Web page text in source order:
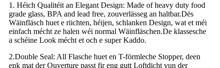
1. Héich Qualitéit an Elegant Design: Made of heavy duty food
grade glass, BPA and lead free, zouverlässeg an haltbar.Dës
Wäinfläsch huet e riichten, héijen, schlanken Design, wat et méi
einfach mécht ze halen wéi normal Wäinfläschen.De klassesche
a schéine Look mécht et och e super Kaddo.
2.Double Seal: All Flasche huet en T-förmleche Stopper, deen
enk mat der Ouverture passt fir eng gutt Loftdicht vun der